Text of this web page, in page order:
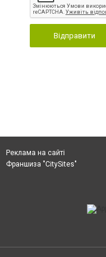
Відправити
Реклама на сайті
Франшиза "CitySites"